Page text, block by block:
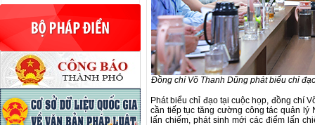
Đồng chí Võ Thanh Dũng phát biểu chỉ
Phát biểu chỉ đạo tại cuộc họp, đồng chí
cần tiếp tục tăng cường công tác quản lý
lấn chiếm, phát sinh mới các điểm lấn